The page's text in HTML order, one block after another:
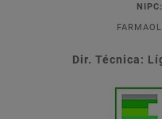
NIPC:
Dir. Técnica: